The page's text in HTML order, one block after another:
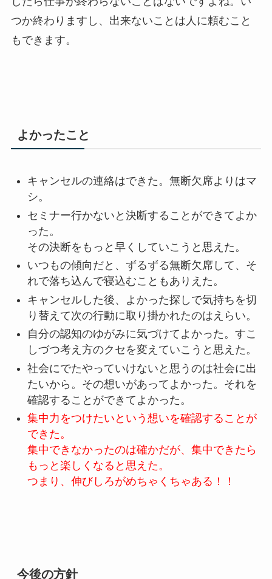
つか終わりますし、出来ないことは人に頼むこと
もできます。
よかったこと
キャンセルの連絡はできた。無断欠席よりはマ
シ。
セミナー行かないと決断することができてよか
った。
その決断をもっと早くしていこうと思えた。
いつもの傾向だと、ずるずる無断欠席して、そ
れで落ち込んで寝込むこともありえた。
キャンセルした後、よかった探しで気持ちを切
り替えて次の行動に取り掛かれたのはえらい。
自分の認知のゆがみに気づけてよかった。すこ
しづつ考え方のクセを変えていこうと思えた。
社会にでたやっていけないと思うのは社会に出
たいから。その想いがあってよかった。それを
確認することができてよかった。
集中力をつけたいという想いを確認することが
できた。
集中できなかったのは確かだが、集中できたら
もっと楽しくなると思えた。
つまり、伸びしろがめちゃくちゃある！！
今後の方針